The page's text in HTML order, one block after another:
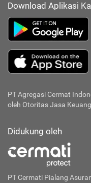
Download Aplikasi
PT Agregasi Cermat
oleh Otoritas Jasa
Didukung oleh
PT Cermati Pialang